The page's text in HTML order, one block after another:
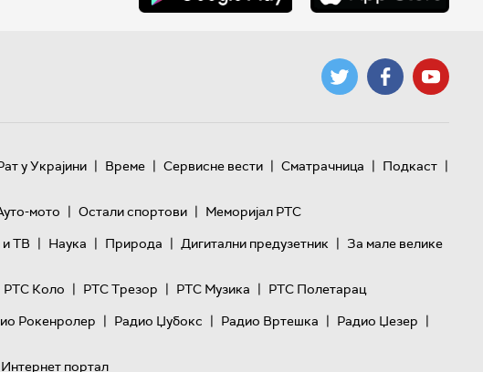
у Украјини | Време | Сервисне вести | Сматрачница | Подкаст |
мото | Остали спортови | Меморијал РТС
ТВ | Наука | Природа | Дигитални предузетник | За мале велике
РТС Коло | РТС Трезор | РТС Музика | РТС Полетарац
Рокенролер | Радио Џубокс | Радио Вртешка | Радио Џезер |
Интернет портал